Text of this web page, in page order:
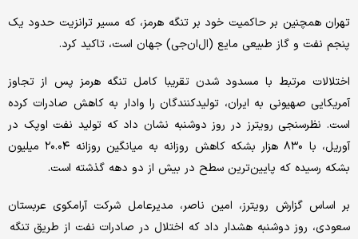
تهران همچنین بر حاکمیت خود بر تنگه هرمز، که مسیر ترانزیت حدود یک
پنجم نفت و گاز طبیعی مایع (ال‌ان‌جی) جهان است، تاکید کرد.
اختلالات مرتبط با مسدود شدن تقریبا کامل تنگه هرمز پس از تجاوز
آمریکایی صهیونی به ایران، تولیدکنندگان را وادار به کاهش صادرات کرده
است. نظرسنجی رویترز در روز دوشنبه نشان داد که تولید نفت اوپک در
آوریل، با ۸۳۰ هزار بشکه کاهش روزانه به میانگین روزانه ۲۰.۰۴ میلیون
بشکه رسیده که پایین‌ترین سطح در بیش از دو دهه گذشته است.
بر اساس گزارش رویترز، امین ناصر، مدیرعامل شرکت آرامکوی عربستان
سعودی، روز دوشنبه هشدار داد که اختلال در صادرات نفت از طریق تنگه